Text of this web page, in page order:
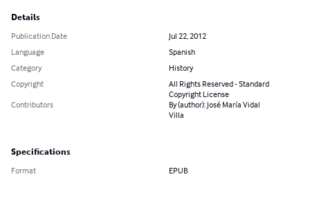
Details
Publication Date
Jul 22, 2012
Language
Spanish
Category
History
Copyright
All Rights Reserved - Standard
Copyright License
Contributors
By (author): José María Vidal
Villa
Specifications
Format EPUB